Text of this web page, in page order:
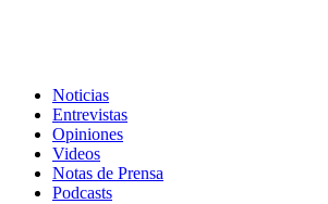
Noticias
Entrevistas
Opiniones
Videos
Notas de Prensa
Podcasts